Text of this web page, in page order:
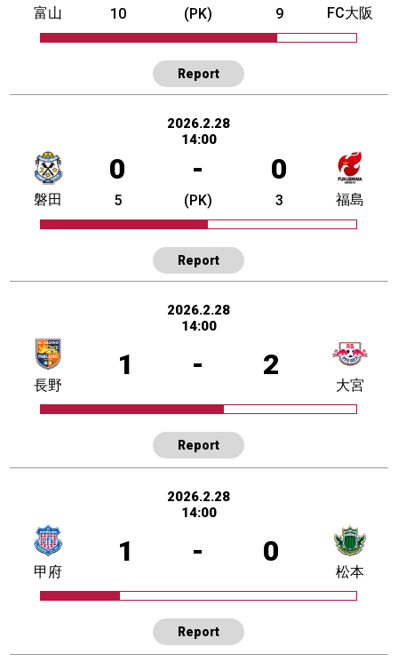
富山 10 (PK) 9 FC大阪
Report
2026.2.28
14:00
0 - 0
磐田 5 (PK) 3 福島
Report
2026.2.28
14:00
1 - 2
長野 大宮
Report
2026.2.28
14:00
1 - 0
甲府 松本
Report